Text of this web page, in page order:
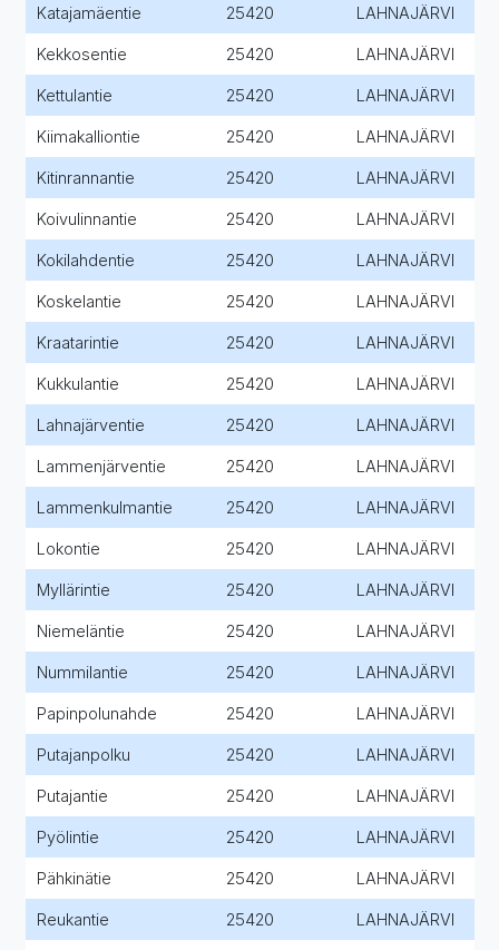
Katajamäentie 25420 LAHNAJÄRVI
Kekkosentie 25420 LAHNAJÄRVI
Kettulantie 25420 LAHNAJÄRVI
Kiimakalliontie 25420 LAHNAJÄRVI
Kitinrannantie 25420 LAHNAJÄRVI
Koivulinnantie 25420 LAHNAJÄRVI
Kokilahdentie 25420 LAHNAJÄRVI
Koskelantie 25420 LAHNAJÄRVI
Kraatarintie 25420 LAHNAJÄRVI
Kukkulantie 25420 LAHNAJÄRVI
Lahnajärventie 25420 LAHNAJÄRVI
Lammenjärventie 25420 LAHNAJÄRVI
Lammenkulmantie 25420 LAHNAJÄRVI
Lokontie 25420 LAHNAJÄRVI
Myllärintie 25420 LAHNAJÄRVI
Niemeläntie 25420 LAHNAJÄRVI
Nummilantie 25420 LAHNAJÄRVI
Papinpolunahde 25420 LAHNAJÄRVI
Putajanpolku 25420 LAHNAJÄRVI
Putajantie 25420 LAHNAJÄRVI
Pyölintie 25420 LAHNAJÄRVI
Pähkinätie 25420 LAHNAJÄRVI
Reukantie 25420 LAHNAJÄRVI